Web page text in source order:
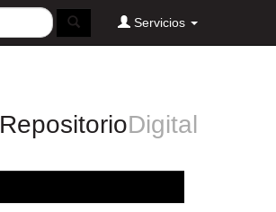
Servicios
RepositorioDigital